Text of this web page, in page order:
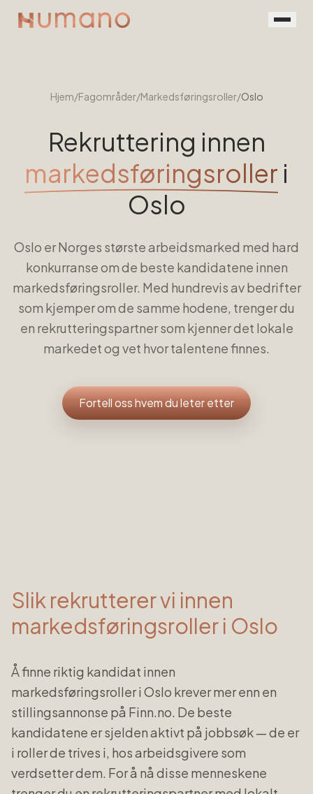
Menneskene
Kontakt
Book en prat
For jobbsøkere
Hjem/Fagområder/Markedsføringsroller/Oslo
Rekruttering innen
markedsføringsroller i
Oslo
Oslo er Norges største arbeidsmarked med hard
konkurranse om de beste kandidatene innen
markedsføringsroller. Med hundrevis av bedrifter
som kjemper om de samme hodene, trenger du
en rekrutteringspartner som kjenner det lokale
markedet og vet hvor talentene finnes.
Fortell oss hvem du leter etter
Slik rekrutterer vi innen
markedsføringsrolleri Oslo
Å finne riktig kandidat innen
markedsføringsrolleri Oslo krever mer enn en
stillingsannonse på Finn.no. De beste
kandidatene er sjelden aktivt på jobbsøk — de er
i roller de trives i, hos arbeidsgivere som
verdsetter dem. For å nå disse menneskene